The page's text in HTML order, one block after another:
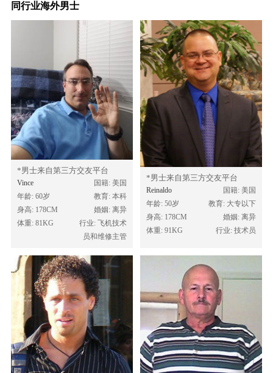
同行业海外男士
*男士来自第三方交友平台
Vince
国籍: 美国
年龄: 60岁
教育: 本科
身高: 178CM
婚姻: 离异
体重: 81KG
行业: 飞机技术
员和维修主管
*男士来自第三方交友平台
Reinaldo
国籍: 美国
年龄: 50岁
教育: 大专以下
身高: 178CM
婚姻: 离异
体重: 91KG
行业: 技术员